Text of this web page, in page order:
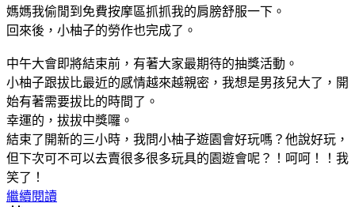
媽媽我偷閒到免費按摩區抓抓我的肩膀舒服一下。
回來後，小柚子的勞作也完成了。
中午大會即將結束前，有著大家最期待的抽獎活動。
小柚子跟拔比最近的感情越來越親密，我想是男孩兒大了，開
始有著需要拔比的時間了。
幸運的，拔拔中獎囉。
結束了開新的三小時，我問小柚子遊園會好玩嗎？他說好玩，
但下次可不可以去賣很多很多玩具的園遊會呢？！呵呵！！我
笑了！
繼續閱讀